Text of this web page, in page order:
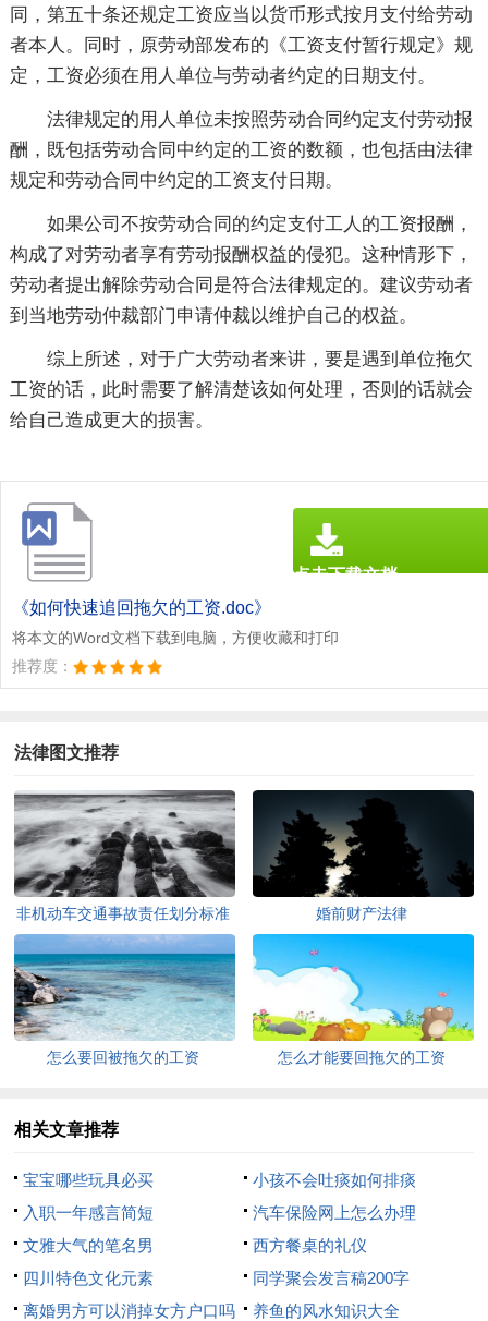
同，第五十条还规定工资应当以货币形式按月支付给劳动
者本人。同时，原劳动部发布的《工资支付暂行规定》规
定，工资必须在用人单位与劳动者约定的日期支付。
法律规定的用人单位未按照劳动合同约定支付劳动报
酬，既包括劳动合同中约定的工资的数额，也包括由法律
规定和劳动合同中约定的工资支付日期。
如果公司不按劳动合同的约定支付工人的工资报酬，
构成了对劳动者享有劳动报酬权益的侵犯。这种情形下，
劳动者提出解除劳动合同是符合法律规定的。建议劳动者
到当地劳动仲裁部门申请仲裁以维护自己的权益。
综上所述，对于广大劳动者来讲，要是遇到单位拖欠
工资的话，此时需要了解清楚该如何处理，否则的话就会
给自己造成更大的损害。
《如何快速追回拖欠的工资.doc》
将本文的Word文档下载到电脑，方便收藏和打印
推荐度：
点击下载文档
法律图文推荐
非机动车交通事故责任划分标准 婚前财产法律
怎么要回被拖欠的工资 怎么才能要回拖欠的工资
相关文章推荐
宝宝哪些玩具必买
小孩不会吐痰如何排痰
入职一年感言简短
汽车保险网上怎么办理
文雅大气的笔名男
西方餐桌的礼仪
四川特色文化元素
同学聚会发言稿200字
离婚男方可以消掉女方户口吗
养鱼的风水知识大全